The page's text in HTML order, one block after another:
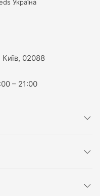
Україна
Київ, 02088
– 21:00